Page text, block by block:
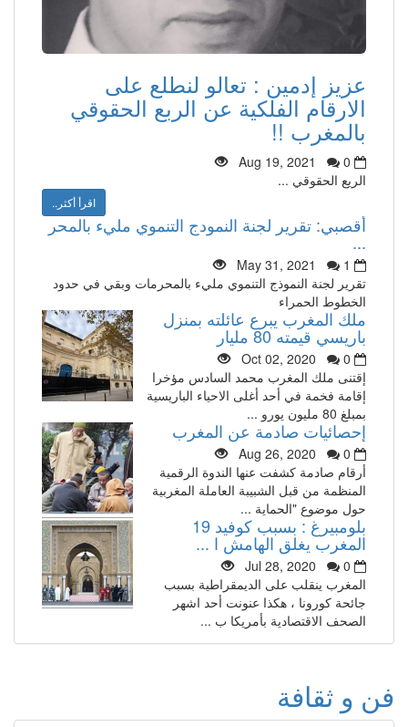
عزيز إدمين : تعالو لنطلع على
الارقام الفلكية عن الربع الحقوقي
بالمغرب !!
Aug 19, 2021
0
الريع الحقوقي ...
اقرأ أكثر..
أقصبي: تقرير لجنة النمودج التنموي مليء بالمحر
May 31, 2021
1
تقرير لجنة النموذج التنموي مليء بالمحرمات وبقي في حدود
الخطوط الحمراء
ملك المغرب يبرع عائلته بمنزل
باريسي قيمته 80 مليار
Oct 02, 2020
0
إقتنى ملك المغرب محمد السادس مؤخرا
إقامة فخمة في أحد أغلى الاحياء الباريسية
بمبلغ 80 مليون يورو ...
إحصائيات صادمة عن المغرب
Aug 26, 2020
0
أرقام صادمة كشفت عنها الندوة الرقمية
المنظمة من قبل الشبيبة العاملة المغربية
حول موضوع "الحماية ...
بلومبيرغ : بسبب كوفيد 19
المغرب يغلق الهامش ا ...
Jul 28, 2020
0
المغرب ينقلب على الديمقراطية بسبب
جائحة كورونا ، هكذا عنونت أحد اشهر
الصحف الاقتصادية بأمريكا ب ...
فن و ثقافة